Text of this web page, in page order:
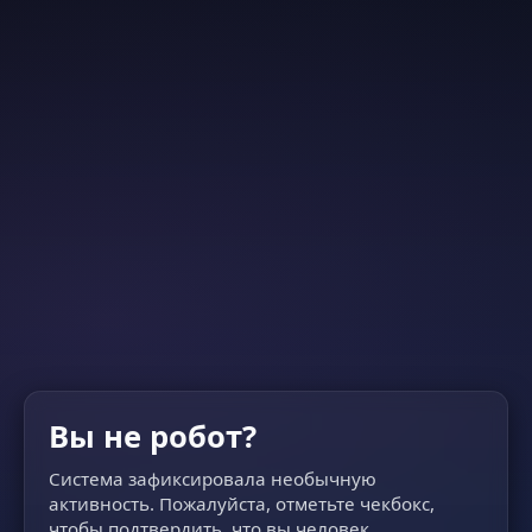
Вы не робот?
Система зафиксировала необычную
активность. Пожалуйста, отметьте чекбокс,